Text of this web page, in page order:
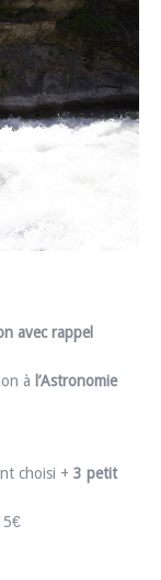
avec rappel
à l’Astronomie
choisi + 3 petit